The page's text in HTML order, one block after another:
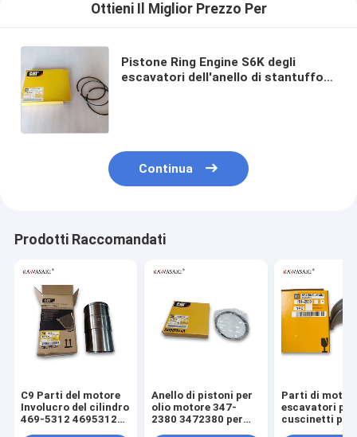
Ottieni Il Miglior Prezzo Per
Pistone Ring Engine S6K degli
escavatori dell'anello di stantuffo
Continua
Prodotti Raccomandati
C9 Parti del motore
Involucro del cilindro
469-5312 4695312
Anello di pistoni per
olio motore 347-
2380 3472380 per
Parti di
escavatori per
cuscinetti